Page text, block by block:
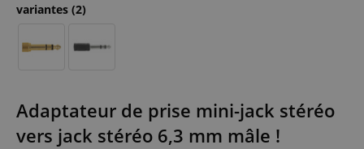
variantes (2)
Adaptateur de prise mini-jack stéréo
vers jack stéréo 6,3 mm mâle !